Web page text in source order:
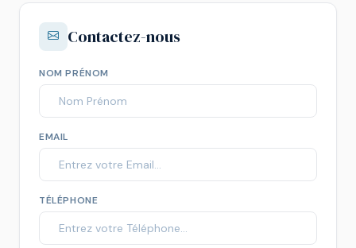
Contactez-nous
NOM PRÉNOM
EMAIL
TÉLÉPHONE